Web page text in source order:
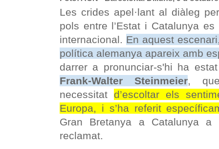
Les crides apel·lant al diàleg
pols entre l’Estat i Catalunya es
internacional. En aquest
política alemanya apareix amb
darrer a pronunciar-s'hi ha
Frank-Walter Steinmeier,
necessitat d’escoltar els
Europa, i s’ha referit
Gran Bretanya a Catalunya a
reclamat.